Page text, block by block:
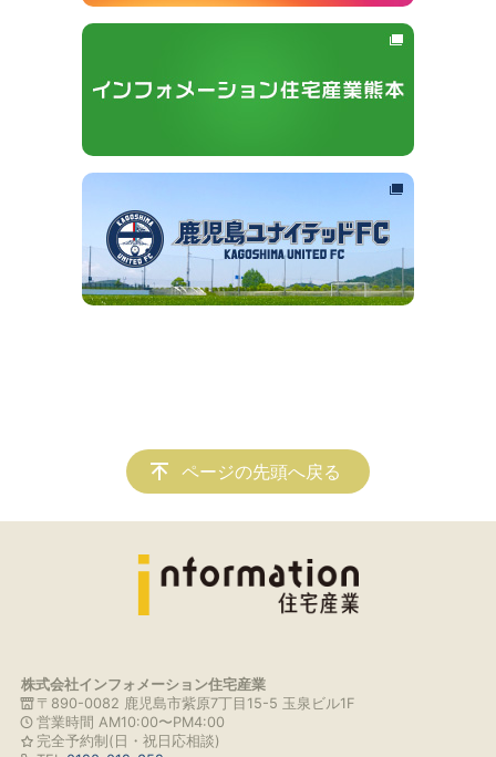
ページの先頭へ戻る
株式会社インフォメーション住宅産業
〒890-0082 鹿児島市紫原7丁目15-5 玉泉ビル1F
営業時間 AM10:00〜PM4:00
完全予約制(日・祝日応相談)